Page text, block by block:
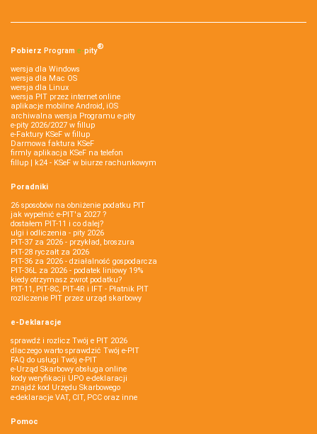
Pobierz Program e‑pity®
wersja dla Windows
wersja dla Mac OS
wersja dla Linux
wersja PIT przez internet online
aplikacje mobilne Android, iOS
archiwalna wersja Programu e-pity
e-pity 2026/2027 w fillup
e‑Faktury KSeF w fillup
Darmowa faktura KSeF
firmly aplikacja KSeF na telefon
fillup | k24 - KSeF w biurze rachunkowym
Poradniki
26 sposobów na obniżenie podatku PIT
jak wypełnić e-PIT'a 2027 ?
dostałem PIT-11 i co dalej?
ulgi i odliczenia - pity 2026
PIT-37 za 2026 - przykład, broszura
PIT-28 ryczałt za 2026
PIT-36 za 2026 - działalność gospodarcza
PIT-36L za 2026 - podatek liniowy 19%
kiedy otrzymasz zwrot podatku?
PIT-11, PIT-8C, PIT-4R i IFT - Płatnik PIT
rozliczenie PIT przez urząd skarbowy
e-Deklaracje
sprawdź i rozlicz Twój e PIT 2026
dlaczego warto sprawdzić Twój e-PIT
FAQ do usługi Twój e-PIT
e-Urząd Skarbowy obsługa online
kody weryfikacji UPO e-deklaracji
znajdź kod Urzędu Skarbowego
e-deklaracje VAT, CIT, PCC oraz inne
Pomoc